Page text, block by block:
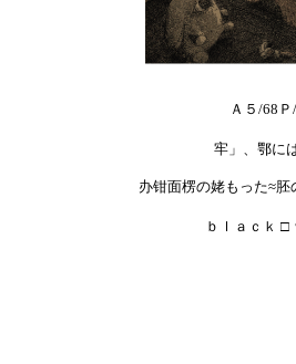
Ａ５/68
牢」、鄂に
办钳面楞の姥もった≈
ｂｌａｃｋ □